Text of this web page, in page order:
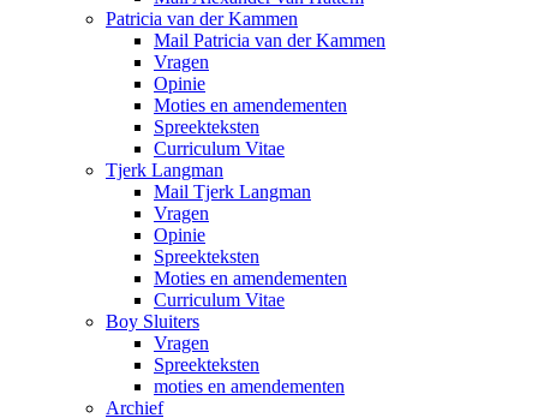
Patricia van der Kammen
Mail Patricia van der Kammen
Vragen
Opinie
Moties en amendementen
Spreekteksten
Curriculum Vitae
Tjerk Langman
Mail Tjerk Langman
Vragen
Opinie
Spreekteksten
Moties en amendementen
Curriculum Vitae
Boy Sluiters
Vragen
Spreekteksten
moties en amendementen
Archief